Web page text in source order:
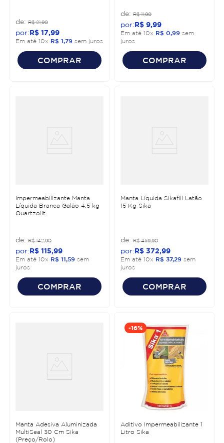
R$ 21,90
R$ 17 99
Em até 10x R$ 1,79 sem juros
COMPRAR
R$ 11,90
R$ 9 99
Em até 10x R$ 0,99 sem
juros
COMPRAR
Impermeabilizante Manta
Líquida Branca Galão 4,5 kg
Quartzolit
R$ 142,90
R$ 115 99
Em até 10x R$ 11,59 sem
juros
COMPRAR
Manta Líquida Sikafill Latão
15 Kg Sika
R$ 459,90
R$ 372 99
Em até 10x R$ 37,29 sem
juros
COMPRAR
Manta Adesiva Aluminizada
MultiSeal 30 Cm Sika
(Preço/Rolo)
-16%
Aditivo Impermeabilizante 1
Litro Sika